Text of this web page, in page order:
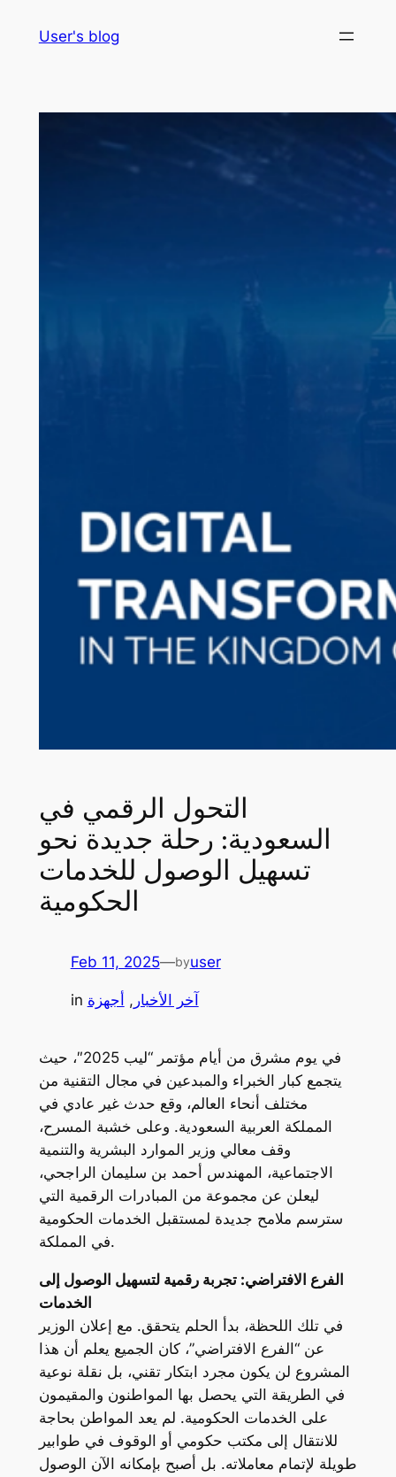
User's blog
التحول الرقمي في
السعودية: رحلة جديدة نحو
تسهيل الوصول للخدمات
الحكومية
Feb 11, 2025—byuser
in آخر الأخبار , أجهزة
في يوم مشرق من أيام مؤتمر “ليب 2025″، حيث
يتجمع كبار الخبراء والمبدعين في مجال التقنية من
مختلف أنحاء العالم، وقع حدث غير عادي في
المملكة العربية السعودية. وعلى خشبة المسرح،
وقف معالي وزير الموارد البشرية والتنمية
الاجتماعية، المهندس أحمد بن سليمان الراجحي،
ليعلن عن مجموعة من المبادرات الرقمية التي
سترسم ملامح جديدة لمستقبل الخدمات الحكومية
في المملكة.
الفرع الافتراضي: تجربة رقمية لتسهيل الوصول إلى
الخدمات
في تلك اللحظة، بدأ الحلم يتحقق. مع إعلان الوزير
عن “الفرع الافتراضي”، كان الجميع يعلم أن هذا
المشروع لن يكون مجرد ابتكار تقني، بل نقلة نوعية
في الطريقة التي يحصل بها المواطنون والمقيمون
على الخدمات الحكومية. لم يعد المواطن بحاجة
للانتقال إلى مكتب حكومي أو الوقوف في طوابير
طويلة لإتمام معاملاته. بل أصبح بإمكانه الآن الوصول